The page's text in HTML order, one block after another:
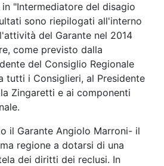
"Intermediatore del disagio
sono riepilogati all'interno
del Garante nel 2014
come previsto dalla
del Consiglio Regionale
tutti i Consiglieri, al Presidente
Zingaretti e ai componenti
il Garante Angiolo Marroni- il
regione a dotarsi di una
dei diritti dei reclusi. In